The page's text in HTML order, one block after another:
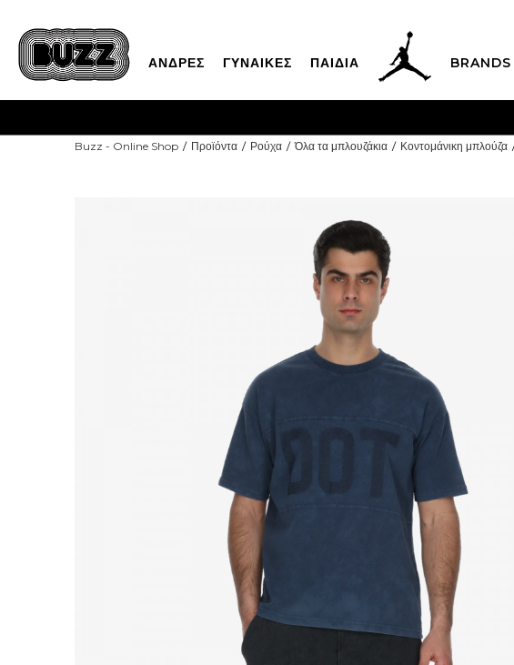
ΑΝΔΡΕΣ ΓΥΝΑΙΚΕΣ ΠΑΙΔΙΑ BRANDS
Buzz - Online Shop Προϊόντα Ρούχα Όλα τα μπλουζάκια Κοντομάνικη μπλούζα